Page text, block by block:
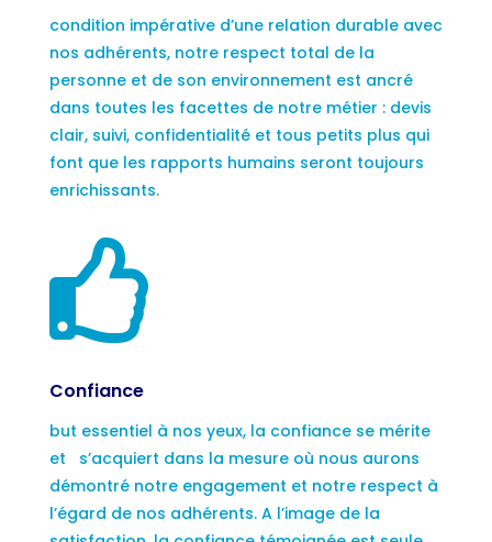
condition impérative d’une relation durable avec
nos adhérents, notre respect total de la
personne et de son environnement est ancré
dans toutes les facettes de notre métier : devis
clair, suivi, confidentialité et tous petits plus qui
font que les rapports humains seront toujours
enrichissants.

Confiance
but essentiel à nos yeux, la confiance se mérite
et s’acquiert dans la mesure où nous aurons
démontré notre engagement et notre respect à
l’égard de nos adhérents. A l’image de la